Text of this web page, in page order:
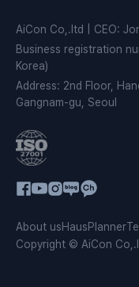
AiCon Co,.ltd CEO:
Business registration
Korea)
Address: 2nd Floor,
Gangnam-gu, Seoul
Copyright © AiCon
About usHausPlanner